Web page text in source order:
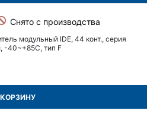
модульный IDE, 44 конт., серия
-40~+85C, тип F